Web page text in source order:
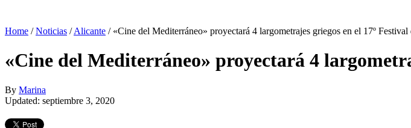
Home /Noticias /Alicante / «Cine del Mediterráneo» proyectará 4 largometrajes griegos en el 17º
«Cine del Mediterráneo» proyectará 4
By Marina
Updated: septiembre 3, 2020